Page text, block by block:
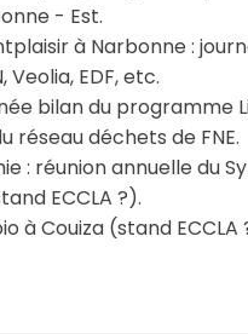
- Est.
à Narbonne :
EDF, etc.
bilan du programme
réseau déchets de FNE.
: réunion annuelle du
ECCLA ?).
à Couiza (stand ECCLA